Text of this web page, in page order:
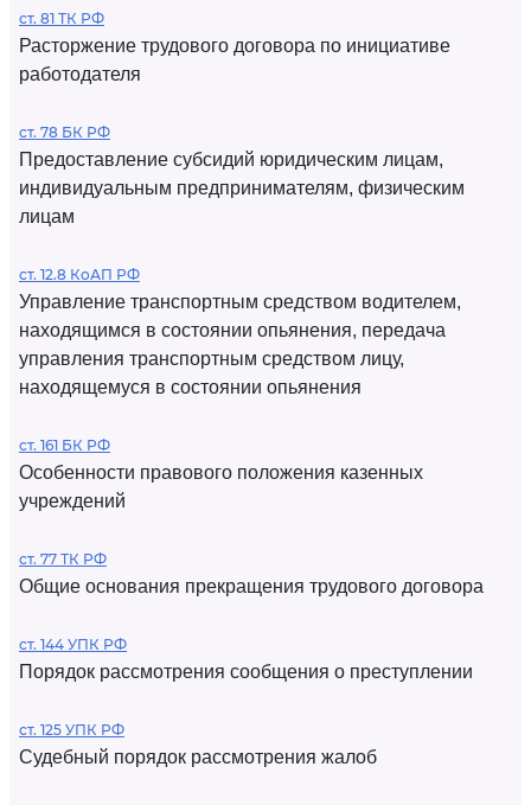
ст. 81 ТК РФ
Расторжение трудового договора по инициативе
работодателя
ст. 78 БК РФ
Предоставление субсидий юридическим лицам,
индивидуальным предпринимателям, физическим
лицам
ст. 12.8 КоАП РФ
Управление транспортным средством водителем,
находящимся в состоянии опьянения, передача
управления транспортным средством лицу,
находящемуся в состоянии опьянения
ст. 161 БК РФ
Особенности правового положения казенных
учреждений
ст. 77 ТК РФ
Общие основания прекращения трудового договора
ст. 144 УПК РФ
Порядок рассмотрения сообщения о преступлении
ст. 125 УПК РФ
Судебный порядок рассмотрения жалоб